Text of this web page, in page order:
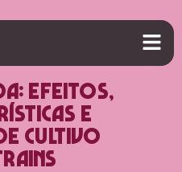
efeitos,
e
cultivo